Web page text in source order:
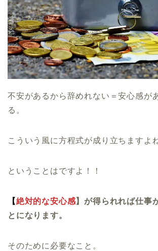
不安があるから辞めれない＝安心感が
る。
こういう風に方程式が成り立ちますよ
ということはですよ！！
【絶対的な安心感】が得られれば仕事
とになります。
そのために必要なこと。